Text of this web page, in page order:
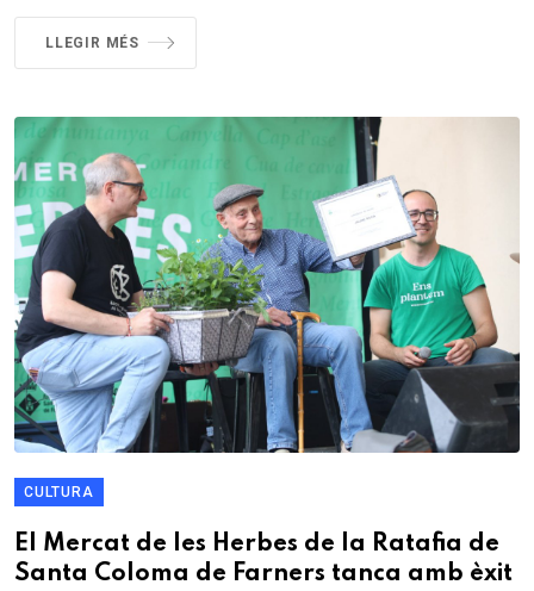
LLEGIR MÉS
CULTURA
El Mercat de les Herbes de la Ratafia de
Santa Coloma de Farners tanca amb èxit